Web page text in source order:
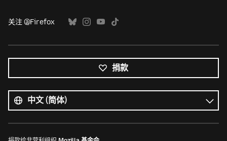
关注 @Firefox
捐款
有
语
言
语
言